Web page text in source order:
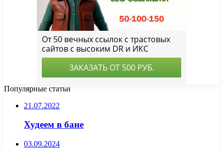
Популярные статьи
21.07.2022
Худеем в бане
03.09.2024